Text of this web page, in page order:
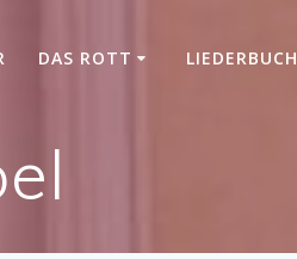
DAS ROTT LIEDERBUCH